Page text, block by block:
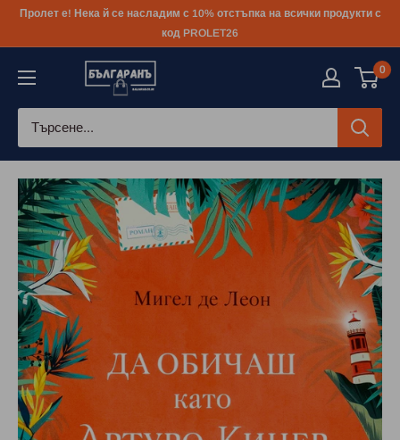
КъмПролет е! Нека й се насладим с 10% отстъпка на всички продукти с
код PROLET26
0